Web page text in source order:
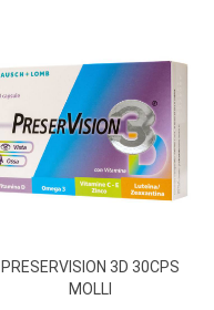
PRESERVISION 3D 30CPS
MOLLI